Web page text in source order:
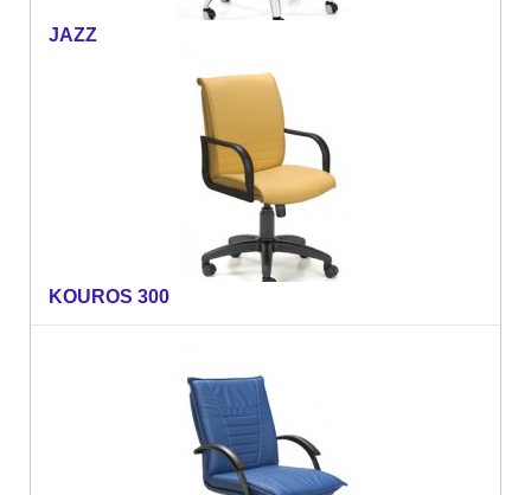
JAZZ
KOUROS 300